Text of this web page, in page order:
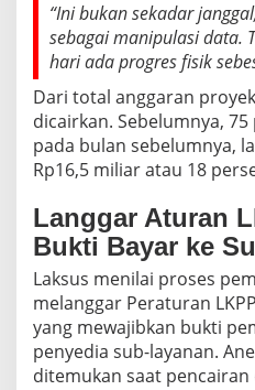
“Ini bukan sekadar
sebagai manipulasi data.
hari ada progres fisik
Dari total anggaran
dicairkan. Sebelumnya,
pada bulan sebelumnya,
Rp16,5 miliar atau 18
Langgar Aturan
Bukti Bayar ke
Laksus menilai proses
melanggar Peraturan
yang mewajibkan bukti
penyedia sub-layanan.
ditemukan saat pencairan